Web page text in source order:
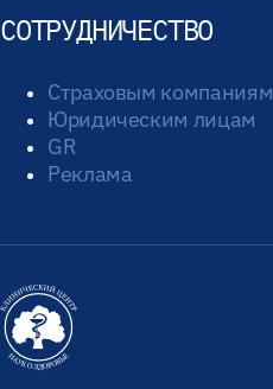
СОТРУДНИЧЕСТВО
Страховым компаниям
Юридическим лицам
GR
Реклама